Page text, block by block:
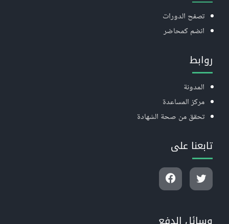
تصفح الدورات
انضم كمحاضر
روابط
المدونة
مركز المساعدة
تحقق من صحة الشهادة
تابعنا على